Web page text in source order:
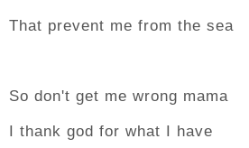
That prevent me from the sea
So don't get me wrong mama
I thank god for what I have